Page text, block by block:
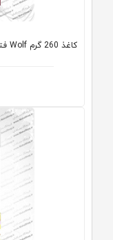
کاغذ 260 گرم Wolf فتوگلاسه 50 برگی A4